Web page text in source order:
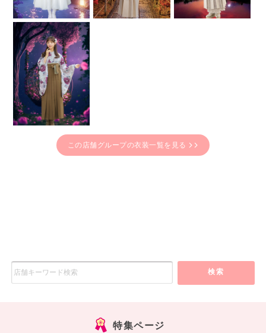
この店舗グループの衣装一覧を見る
検索
特集ページ